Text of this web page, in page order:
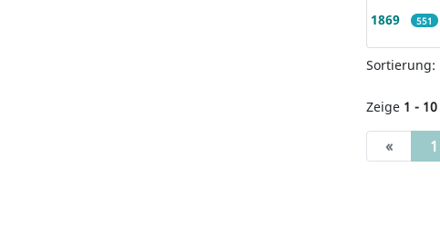
1869 551
Sortierung:
Zeige 1 - 10
« 1